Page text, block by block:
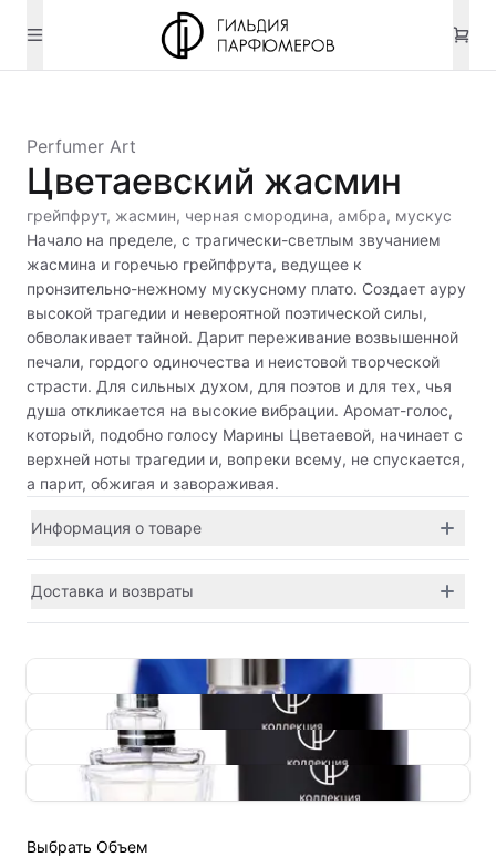
Perfumer Art
Цветаевский жасмин
грейпфрут, жасмин, черная смородина, амбра, мускус
Начало на пределе, с трагически-светлым звучанием
жасмина и горечью грейпфрута, ведущее к
пронзительно-нежному мускусному плато. Создает ауру
высокой трагедии и невероятной поэтической силы,
обволакивает тайной. Дарит переживание возвышенной
печали, гордого одиночества и неистовой творческой
страсти. Для сильных духом, для поэтов и для тех, чья
душа откликается на высокие вибрации. Аромат-голос,
который, подобно голосу Марины Цветаевой, начинает с
верхней ноты трагедии и, вопреки всему, не спускается,
а парит, обжигая и завораживая.
Информация о товаре
Доставка и возвраты
Выбрать Объем